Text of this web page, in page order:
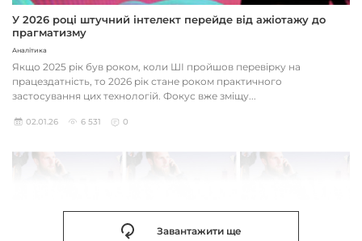
У 2026 році штучний інтелект перейде від ажіотажу до
прагматизму
Аналітика
Якщо 2025 рік був роком, коли ШІ пройшов перевірку на
працездатність, то 2026 рік стане роком практичного
застосування цих технологій. Фокус вже зміщу...
02.01.26 6 531 0
Завантажити ще